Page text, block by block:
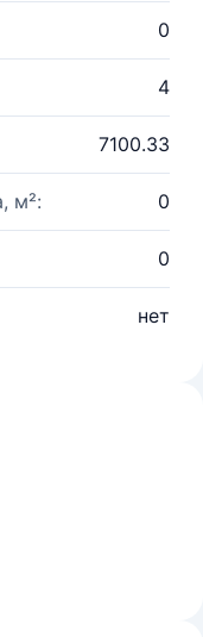
0
4
7100.33
м²: 0
0
нет